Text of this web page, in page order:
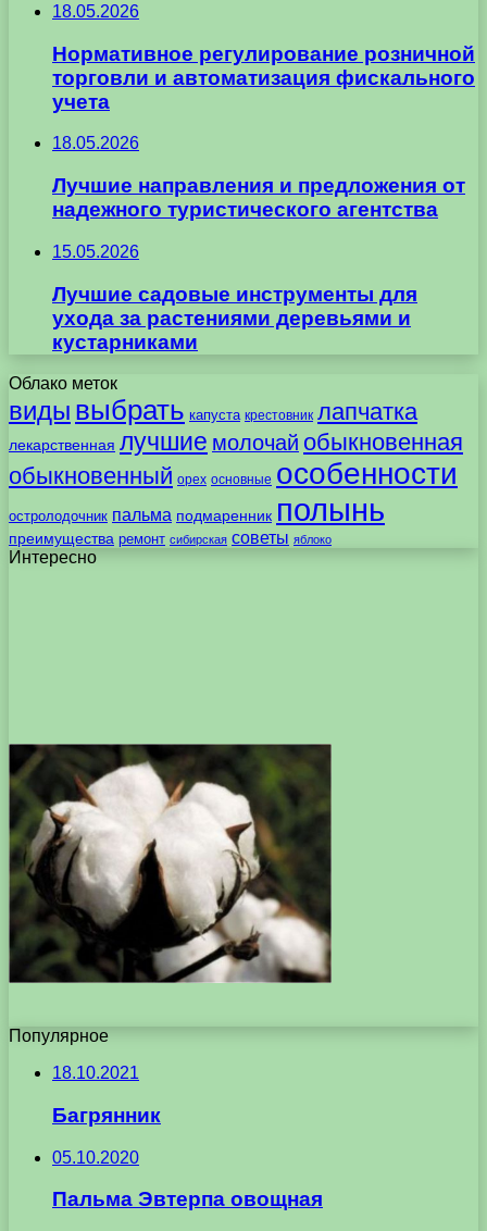
18.05.2026
Нормативное регулирование розничной
торговли и автоматизация фискального
учета
18.05.2026
Лучшие направления и предложения от
надежного туристического агентства
15.05.2026
Лучшие садовые инструменты для
ухода за растениями деревьями и
кустарниками
Облако меток
виды выбрать капуста крестовник лапчатка
лекарственная лучшие молочай обыкновенная
обыкновенный орех основные особенности
остролодочник пальма подмаренник полынь
преимущества ремонт сибирская советы яблоко
Интересно
Популярное
18.10.2021
Багрянник
05.10.2020
Пальма Эвтерпа овощная